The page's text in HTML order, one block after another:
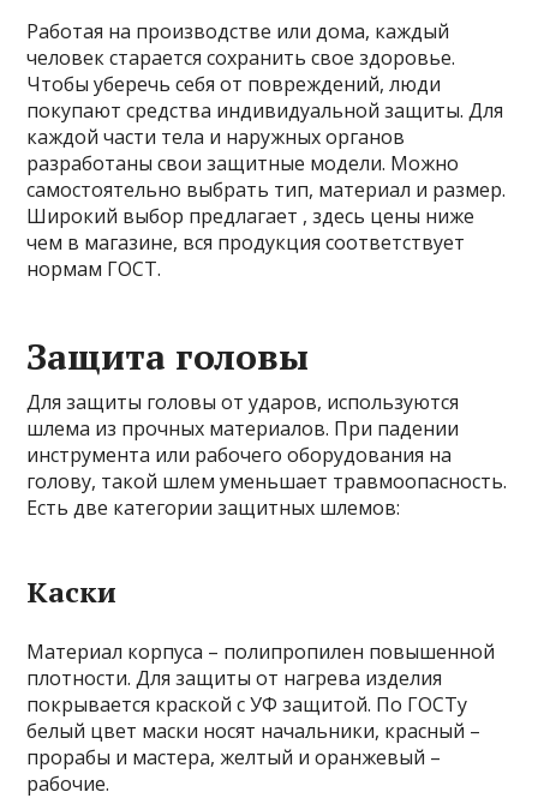
Работая на производстве или дома, каждый
человек старается сохранить свое здоровье.
Чтобы уберечь себя от повреждений, люди
покупают средства индивидуальной защиты. Для
каждой части тела и наружныхорганов
разработаны свои защитные модели. Можно
самостоятельно выбрать тип, материал и размер.
Широкий выбор предлагает , здесь цены ниже
чем в магазине, вся продукция соответствует
нормам ГОСТ.
Защита головы
Для защиты головы от ударов, используются
шлема из прочных материалов. При падении
инструмента или рабочего оборудования на
голову, такой шлем уменьшает травмоопасность.
Есть две категории защитных шлемов:
Каски
Материал корпуса – полипропилен повышенной
плотности. Для защиты от нагрева изделия
покрывается краской с УФ защитой. По ГОСТу
белый цвет маски носят начальники, красный –
прорабы и мастера, желтый и оранжевый –
рабочие.